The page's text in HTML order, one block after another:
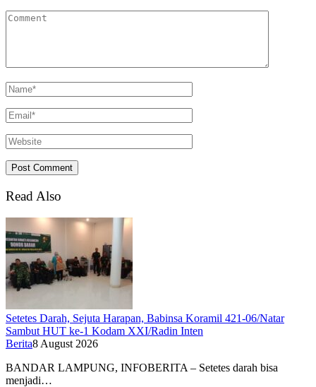
Read Also
Setetes Darah, Sejuta Harapan, Babinsa Koramil 421-06/Natar
Sambut HUT ke-1 Kodam XXI/Radin Inten
Berita8 August 2026
BANDAR LAMPUNG, INFOBERITA – Setetes darah bisa
menjadi…